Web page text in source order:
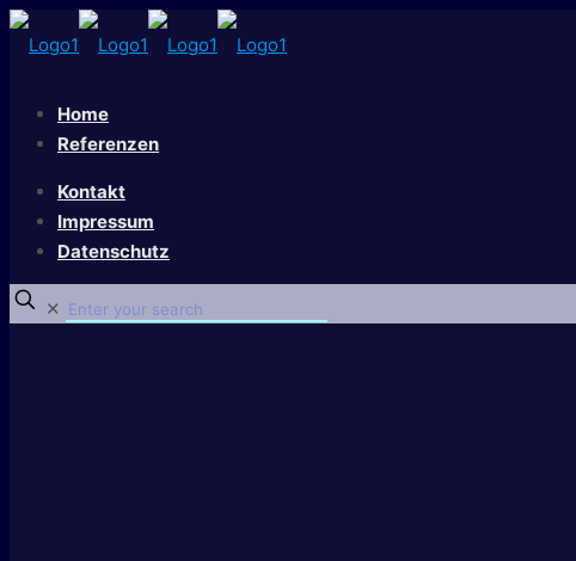
Home
Referenzen
Kontakt
Impressum
Datenschutz
✕